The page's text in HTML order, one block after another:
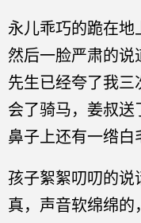
永儿乖巧的跪在地
然后一脸严肃的说
先生已经夸了我三
会了骑马，姜叔送
鼻子上还有一绺白
孩子絮絮叨叨的说
真，声音软绵绵的